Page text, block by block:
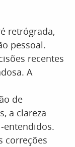
retrógrada,
pessoal.
recentes
A
de
a clareza
entendidos.
correções